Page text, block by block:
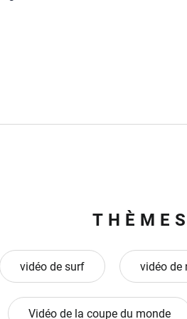
vidéo de surf vidéo de
Vidéo de la coupe du monde